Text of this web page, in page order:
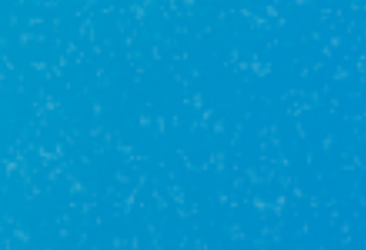
рассрочку можно
семейную ипотеку, и
ставку.
Семейная ипотека: ставка от
Самое время перейти к наиболее
варинату. Данный вид
семьям с ребенком до 7 лет или
инвалидом до 18 лет. В некоторых